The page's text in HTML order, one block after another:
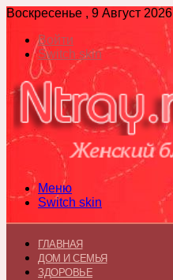
Воскресенье , 9 Август 2026
Войти
Switch skin
Меню
Switch skin
ГЛАВНАЯ
ДОМ И СЕМЬЯ
ЗДОРОВЬЕ